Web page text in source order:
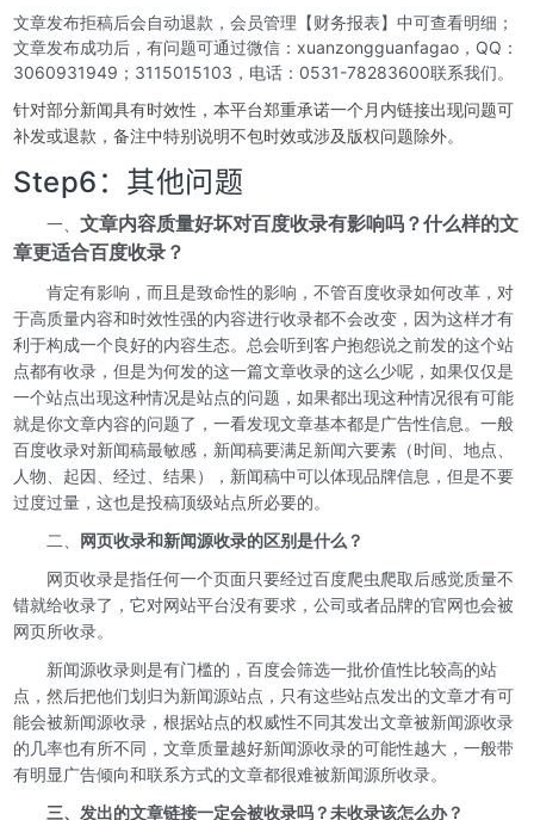
文章发布拒稿后会自动退款，会员管理【财务报表】中可查看明细；
文章发布成功后，有问题可通过微信：xuanzongguanfagao，QQ：
3060931949；3115015103，电话：0531-78283600联系我们。
针对部分新闻具有时效性，本平台郑重承诺一个月内链接出现问题可
补发或退款，备注中特别说明不包时效或涉及版权问题除外。
Step6：其他问题
一、文章内容质量好坏对百度收录有影响吗？什么样的文
章更适合百度收录？
肯定有影响，而且是致命性的影响，不管百度收录如何改革，对
于高质量内容和时效性强的内容进行收录都不会改变，因为这样才有
利于构成一个良好的内容生态。总会听到客户抱怨说之前发的这个站
点都有收录，但是为何发的这一篇文章收录的这么少呢，如果仅仅是
一个站点出现这种情况是站点的问题，如果都出现这种情况很有可能
就是你文章内容的问题了，一看发现文章基本都是广告性信息。一般
百度收录对新闻稿最敏感，新闻稿要满足新闻六要素（时间、地点、
人物、起因、经过、结果），新闻稿中可以体现品牌信息，但是不要
过度过量，这也是投稿顶级站点所必要的。
二、
网页收录和新闻源收录的区别是什么？
网页收录是指任何一个页面只要经过百度爬虫爬取后感觉质量不
错就给收录了，它对网站平台没有要求，公司或者品牌的官网也会被
网页所收录。
新闻源收录则是有门槛的，百度会筛选一批价值性比较高的站
点，然后把他们划归为新闻源站点，只有这些站点发出的文章才有可
能会被新闻源收录，根据站点的权威性不同其发出文章被新闻源收录
的几率也有所不同，文章质量越好新闻源收录的可能性越大，一般带
有明显广告倾向和联系方式的文章都很难被新闻源所收录。
三、 发出的文章链接一定会被收录吗？未收录该怎么办？